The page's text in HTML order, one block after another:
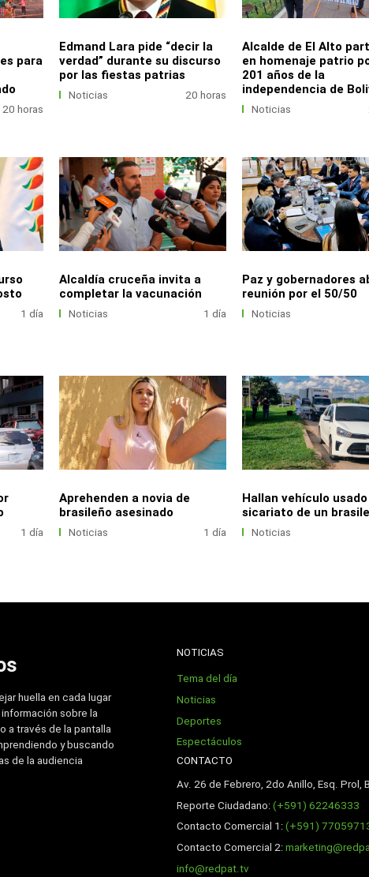
para
20 horas
Edmand Lara pide “decir la
verdad” durante su discurso
por las fiestas patrias
Noticias 20 horas
Alcalde de El Alto
en homenaje patrio
201 años de la
independencia de
Noticias
1 día
Alcaldía cruceña invita a
completar la vacunación
Noticias 1 día
Paz y gobernadores
reunión por el 50/50
Noticias
1 día
Aprehenden a novia de
brasileño asesinado
Noticias 1 día
Hallan vehículo
sicariato de un
Noticias
huella en cada lugar
sobre la
a través de la pantalla
y buscando
de la audiencia
NOTICIAS
Tema del día
Noticias
Deportes
Espectáculos
CONTACTO
Av. 26 de Febrero, 2do Anillo, Esq. Prol,
Reporte Ciudadano:(+591) 62246333
Contacto Comercial 1:(+591)
Contacto Comercial 2:
info@redpat.tv